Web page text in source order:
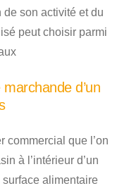
son activité et du
peut choisir parmi
d’un
commercial que l’on
à l’intérieur d’un
surface alimentaire